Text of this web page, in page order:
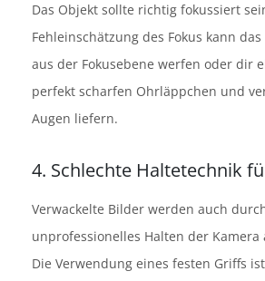
Das Objekt sollte richtig fokussiert
Fehleinschätzung des Fokus kann
aus der Fokusebene werfen oder dir
perfekt scharfen Ohrläppchen und
Augen liefern.
4. Schlechte Haltetechnik
Verwackelte Bilder werden auch
unprofessionelles Halten der Kamera
Die Verwendung eines festen Griffs